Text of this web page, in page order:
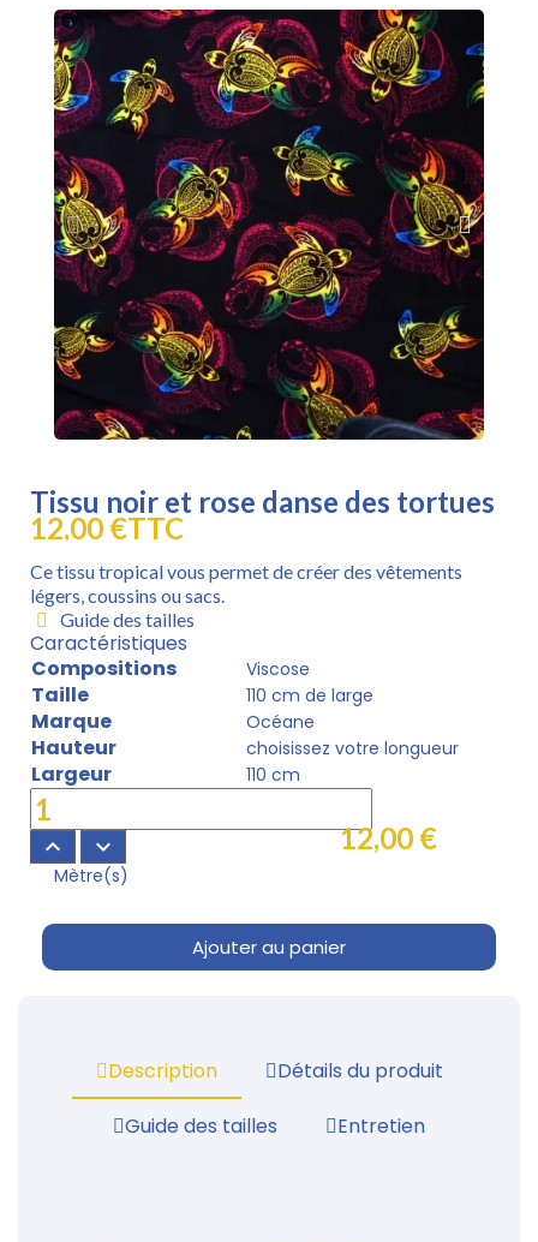
Tissu noir et rose danse des tortues
12,00 €TTC
Ce tissu tropical vous permet de créer des vêtements
légers, coussins ou sacs.
Guide des tailles
Caractéristiques
Compositions
Viscose
Taille 110 cm de large
Marque Océane
Hauteur choisissez votre longueur
Largeur 110 cm
keyboard_arrow_up keyboard_arrow_down
Mètre(s)
12,00 €
Ajouter au panier
Description
Détails du produit
Guide des tailles
Entretien